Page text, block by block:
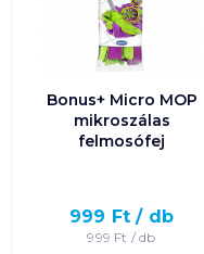
Bonus+ Micro MOP
mikroszálas
felmosófej
999 Ft / db
999 Ft /db